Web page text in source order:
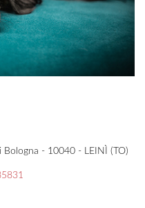
Bologna - 10040 - LEINÌ (TO)